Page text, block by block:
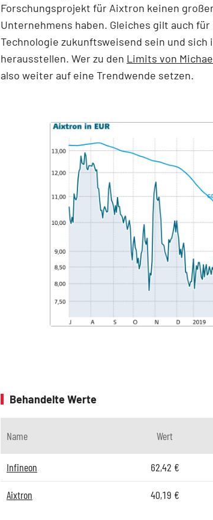
Forschungsprojekt für Aixtron keinen
Unternehmens haben. Gleiches gilt auch
Technologie zukunftsweisend sein und sich
herausstellen. Wer zu den Limits von
also weiter auf eine Trendwende setzen.
Behandelte Werte
Name Wert
Infineon 62,42 €
Aixtron 40,19 €